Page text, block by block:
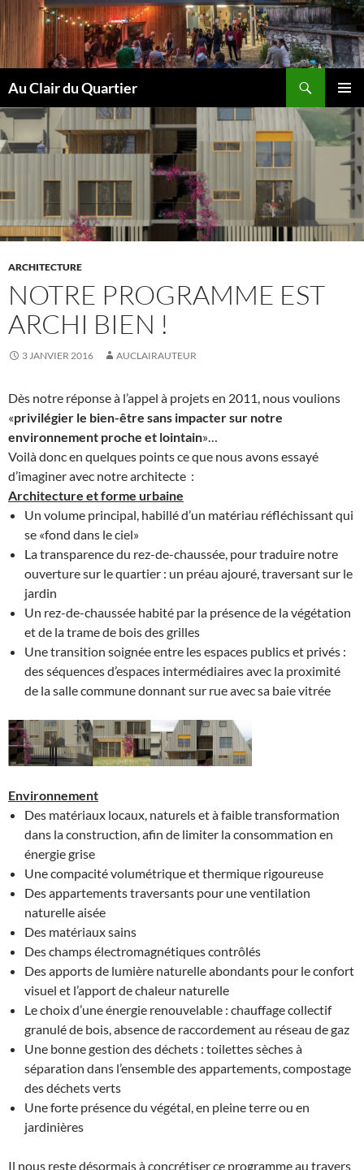
au
contenu
Au Clair du Quartier
MENU
ARCHITECTURE
NOTRE PROGRAMME EST
ARCHI BIEN !
3 JANVIER 2016 AUCLAIRAUTEUR
Dès notre réponse à l’appel à projets en 2011, nous voulions
«privilégier le bien-être sans impacter sur notre
environnement proche et lointain»…
Voilà donc en quelques points ce que nous avons essayé
d’imaginer avec notre architecte :
Architecture et forme urbaine
Un volume principal, habillé d’un matériau réfléchissant qui
se «fond dans le ciel»
La transparence du rez-de-chaussée, pour traduire notre
ouverture sur le quartier : un préau ajouré, traversant sur le
jardin
Un rez-de-chaussée habité par la présence de la végétation
et de la trame de bois des grilles
Une transition soignée entre les espaces publics et privés :
des séquences d’espaces intermédiaires avec la proximité
de la salle commune donnant sur rue avec sa baie vitrée
Environnement
Des matériaux locaux, naturels et à faible transformation
dans la construction, afin de limiter la consommation en
énergie grise
Une compacité volumétrique et thermique rigoureuse
Des appartements traversants pour une ventilation
naturelle aisée
Des matériaux sains
Des champs électromagnétiques contrôlés
Des apports de lumière naturelle abondants pour le confort
visuel et l’apport de chaleur naturelle
Le choix d’une énergie renouvelable : chauffage collectif
granulé de bois, absence de raccordement au réseau de gaz
Une bonne gestion des déchets : toilettes sèches à
séparation dans l’ensemble des appartements, compostage
des déchets verts
Une forte présence du végétal, en pleine terre ou en
jardinières
Il nous reste désormais à concrétiser ce programme au travers